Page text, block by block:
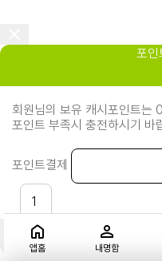
앱홈 내명함
포인
회원님의 보유 캐시포인트는
포인트 부족시 충전하시기 바
포인트결제
충전하기